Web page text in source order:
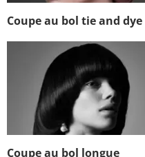
Coupe au bol tie and dye
Coupe au bol longue